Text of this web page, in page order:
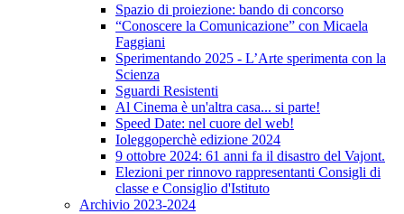
Spazio di proiezione: bando di concorso
“Conoscere la Comunicazione” con Micaela
Faggiani
Sperimentando 2025 - L’Arte sperimenta con la
Scienza
Sguardi Resistenti
Al Cinema è un'altra casa... si parte!
Speed Date: nel cuore del web!
Ioleggoperchè edizione 2024
9 ottobre 2024: 61 anni fa il disastro del Vajont.
Elezioni per rinnovo rappresentanti Consigli di
classe e Consiglio d'Istituto
Archivio 2023-2024